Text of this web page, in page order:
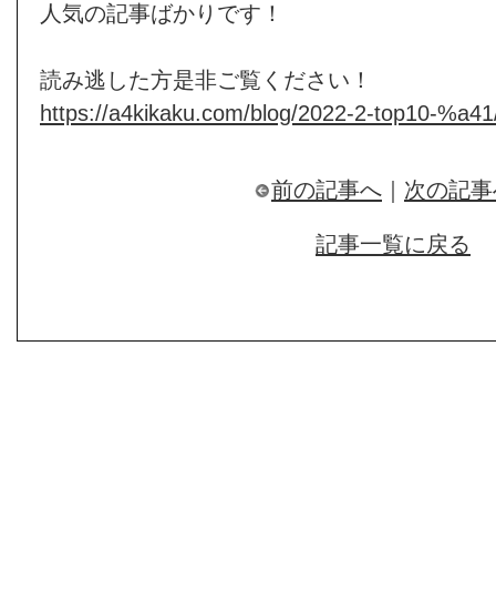
人気の記事ばかりです！
読み逃した方是非ご覧ください！
https://a4kikaku.com/blog/2022-2-top10-
前の記事へ 次の記
記事一覧に戻る